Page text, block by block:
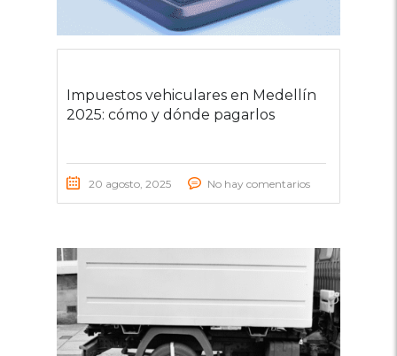
Impuestos vehiculares en Medellín
2025: cómo y dónde pagarlos
20 agosto, 2025 No hay comentarios